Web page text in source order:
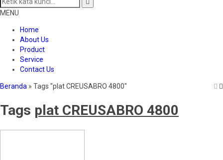
MENU
Home
About Us
Product
Service
Contact Us
Beranda » Tags "plat CREUSABRO 4800"
Tags plat CREUSABRO 4800